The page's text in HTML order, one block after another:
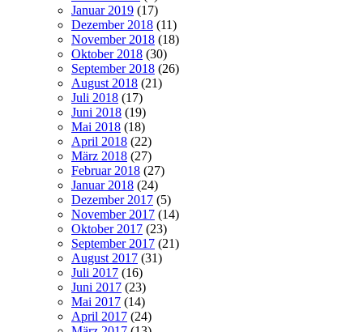
Januar 2019 (17)
Dezember 2018 (11)
November 2018 (18)
Oktober 2018 (30)
September 2018 (26)
August 2018 (21)
Juli 2018 (17)
Juni 2018 (19)
Mai 2018 (18)
April 2018 (22)
März 2018 (27)
Februar 2018 (27)
Januar 2018 (24)
Dezember 2017 (5)
November 2017 (14)
Oktober 2017 (23)
September 2017 (21)
August 2017 (31)
Juli 2017 (16)
Juni 2017 (23)
Mai 2017 (14)
April 2017 (24)